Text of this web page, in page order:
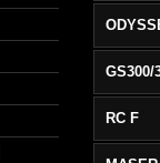
GS300/
RC F